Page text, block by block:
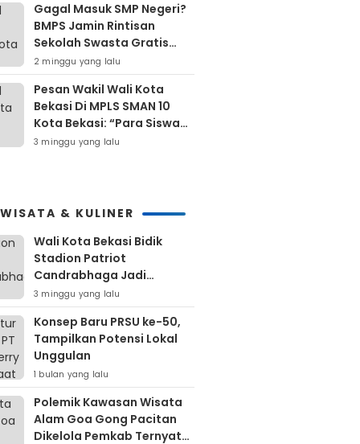
Gagal Masuk SMP Negeri?
BMPS Jamin Rintisan
Sekolah Swasta Gratis
Untuk Masyarakat Kota
Bekasi
2 minggu yang lalu
Pesan Wakil Wali Kota
Bekasi Di MPLS SMAN 10
Kota Bekasi: “Para Siswa
Hindari Perilaku Yang
3 minggu yang lalu
& KULINER
Wali Kota Bekasi Bidik
Stadion Patriot
Candrabhaga Jadi
Kawasan Sport City Dan
Sport Tourism
3 minggu yang lalu
Konsep Baru PRSU ke-50,
Tampilkan Potensi Lokal
Unggulan
1 bulan yang lalu
Polemik Kawasan Wisata
Alam Goa Gong Pacitan
Dikelola Pemkab Ternyata